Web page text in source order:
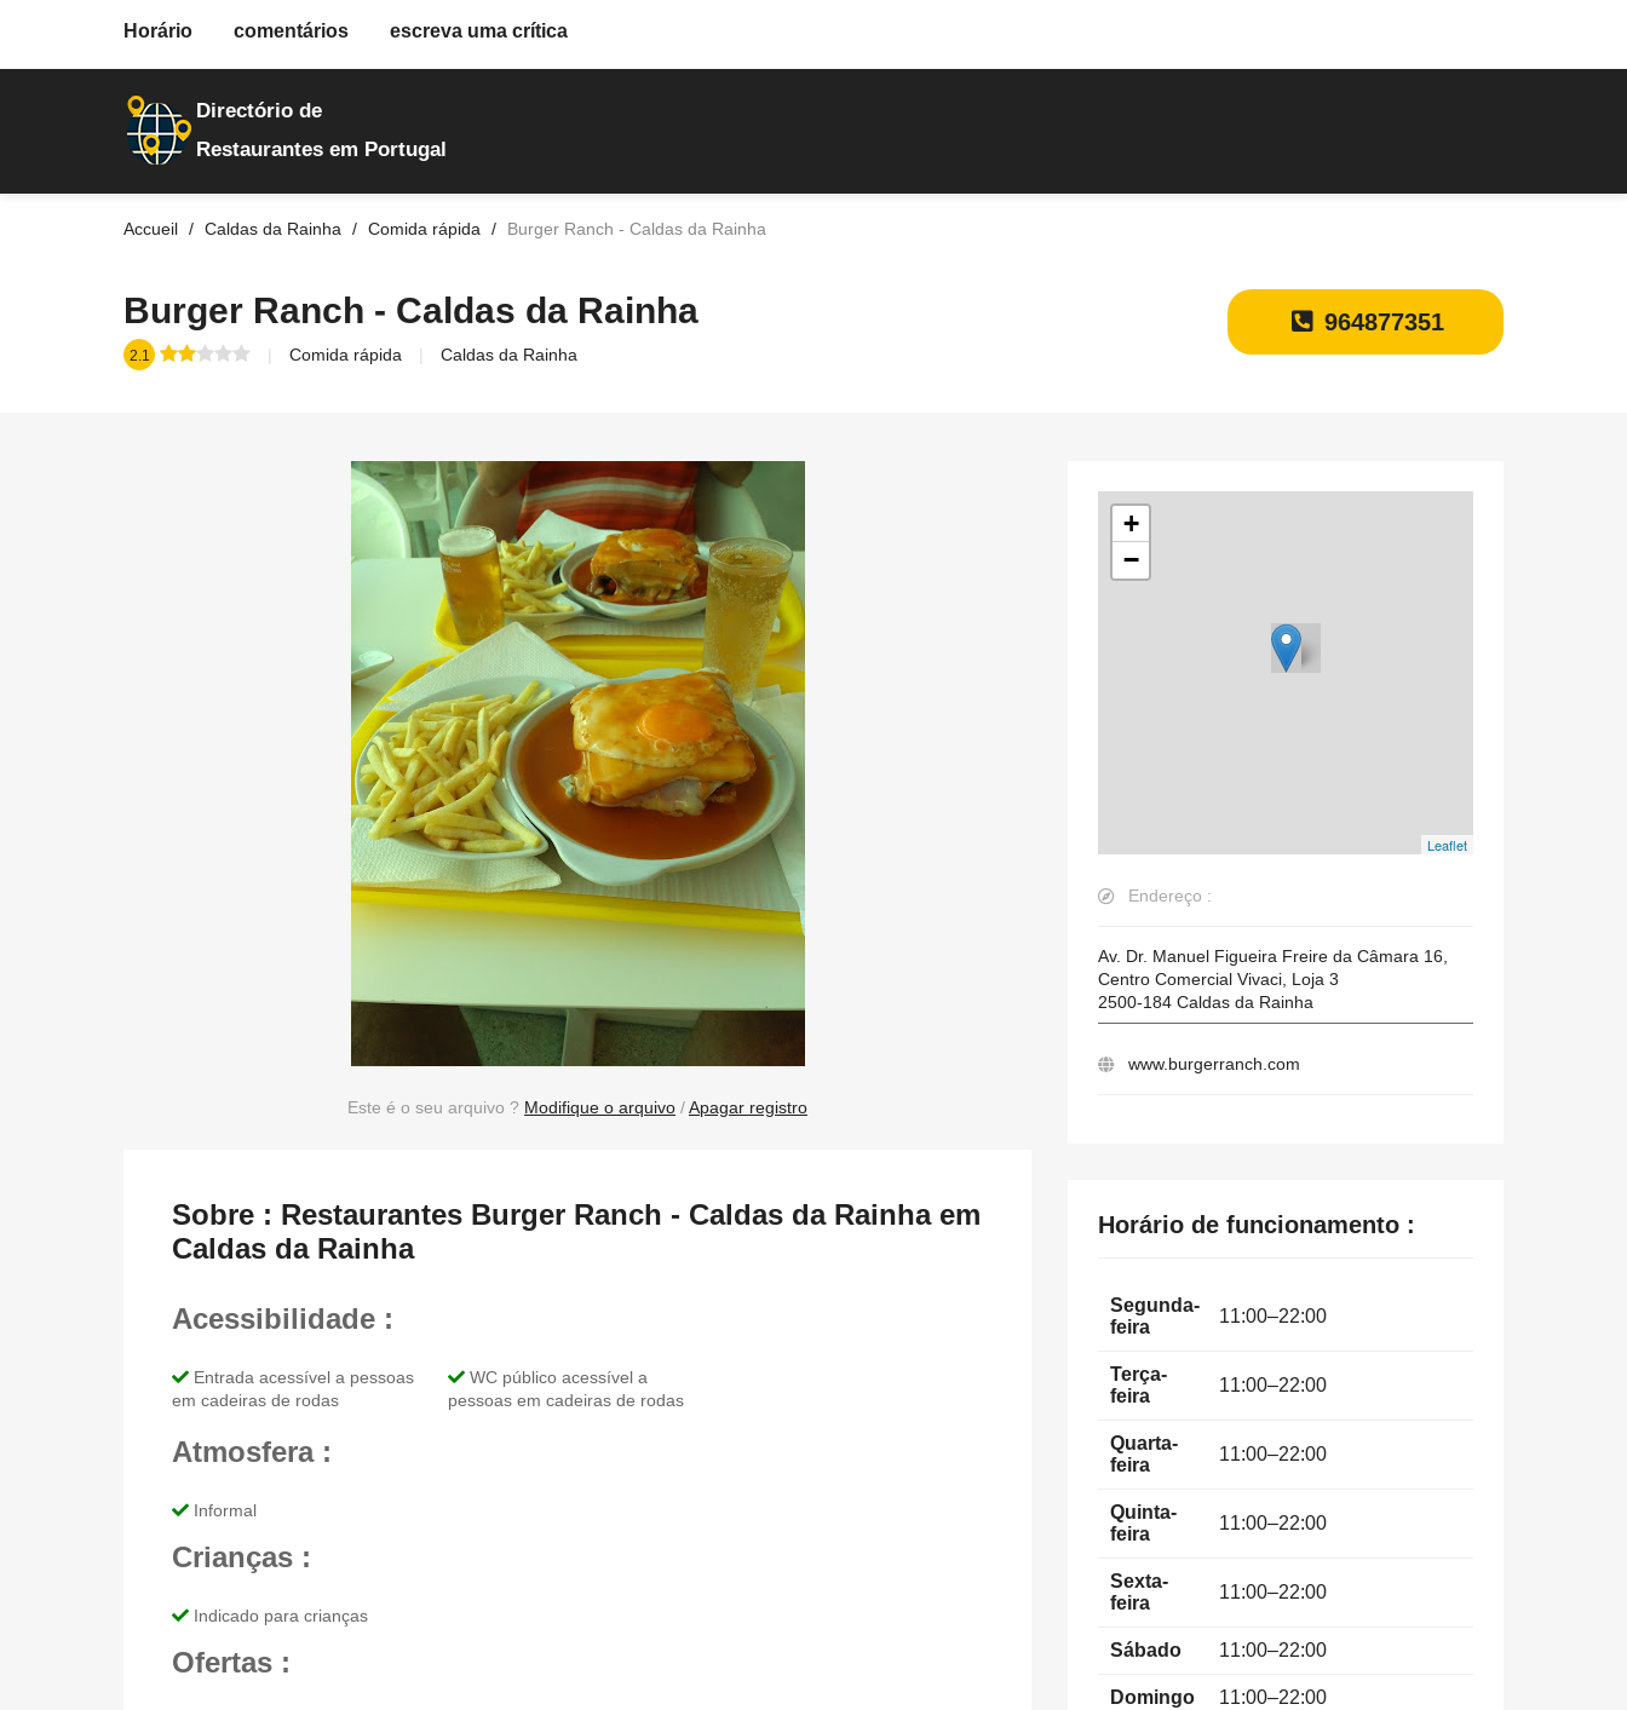
Directório de
Restaurantes em Portugal
Accueil Caldas da Rainha Comida rápida Burger Ranch - Caldas da Rainha
Burger Ranch - Caldas da Rainha
2.1 Comida rápida Caldas da Rainha
964877351
Horário comentários escreva uma crítica
Este é o seu arquivo ? Modifique o arquivo /Apagar registro
Sobre : Restaurantes Burger Ranch - Caldas da Rainha em
Caldas da Rainha
Acessibilidade :
Entrada acessível a pessoas
em cadeiras de rodas
WC público acessível a
pessoas em cadeiras de rodas
Atmosfera :
Informal
Crianças :
Indicado para crianças
Ofertas :
+
−
Leaflet
Endereço :
Av. Dr. Manuel Figueira Freire da Câmara 16,
Centro Comercial Vivaci, Loja 3
2500-184 Caldas da Rainha
www.burgerranch.com
Horário de funcionamento :
Segunda-
feira
11:00–22:00
Terça-
feira
11:00–22:00
Quarta-
feira
11:00–22:00
Quinta-
feira
11:00–22:00
Sexta-
feira
11:00–22:00
Sábado 11:00–22:00
Domingo 11:00–22:00